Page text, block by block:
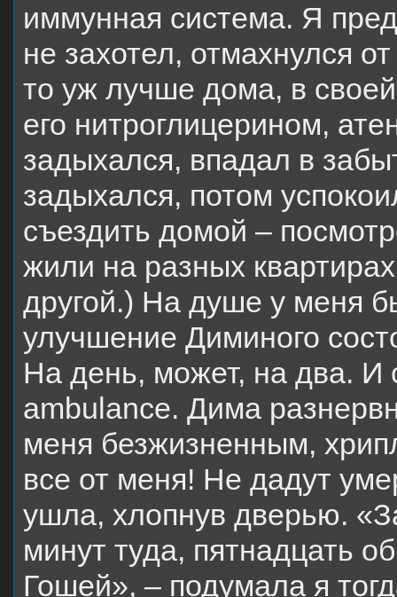
иммунная система. Я
не захотел, отмахнулся
то уж лучше дома, в
его нитроглицерином,
задыхался, впадал в
задыхался, потом
съездить домой –
жили на разных
другой.) На душе у меня
улучшение Диминого
На день, может, на два. И
ambulance. Дима
меня безжизненным,
все от меня! Не дадут
ушла, хлопнув дверью.
минут туда, пятнадцать
Гошей», – подумала я